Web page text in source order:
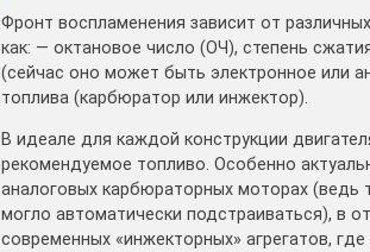
Фронт воспламенения зависит от
как: — октановое число (ОЧ), степень
(сейчас оно может быть электронное или
топлива (карбюратор или инжектор).
В идеале для каждой конструкции
рекомендуемое топливо. Особенно
аналоговых карбюраторных моторах (ведь
могло автоматически подстраиваться), в
современных «инжекторных» агрегатов,